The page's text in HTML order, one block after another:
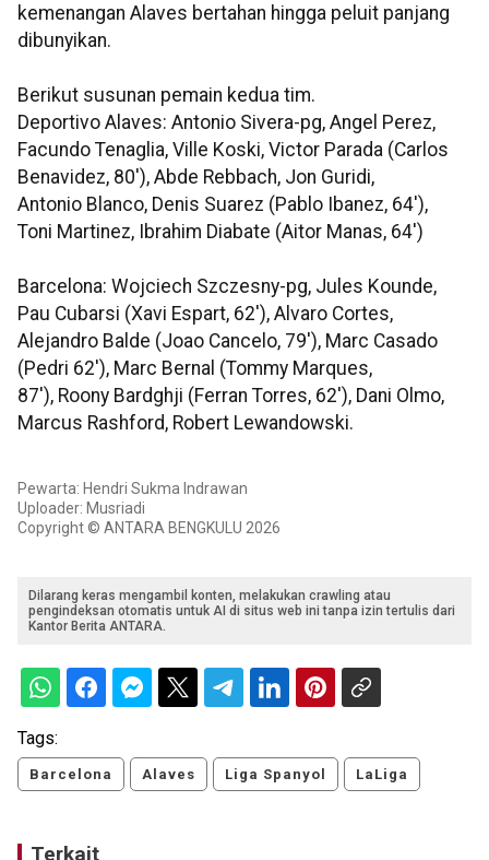
kemenangan Alaves bertahan hingga peluit panjang
dibunyikan.
Berikut susunan pemain kedua tim.
Deportivo Alaves: Antonio Sivera-pg, Angel Perez,
Facundo Tenaglia, Ville Koski, Victor Parada (Carlos
Benavidez, 80'), Abde Rebbach, Jon Guridi,
Antonio Blanco, Denis Suarez (Pablo Ibanez, 64'),
Toni Martinez, Ibrahim Diabate (Aitor Manas, 64')
Barcelona: Wojciech Szczesny-pg, Jules Kounde,
Pau Cubarsi (Xavi Espart, 62'), Alvaro Cortes,
Alejandro Balde (Joao Cancelo, 79'), Marc Casado
(Pedri 62'), Marc Bernal (Tommy Marques,
87'), Roony Bardghji (Ferran Torres, 62'), Dani Olmo,
Marcus Rashford, Robert Lewandowski.
Pewarta: Hendri Sukma Indrawan
Uploader: Musriadi
Copyright © ANTARA BENGKULU 2026
Dilarang keras mengambil konten, melakukan crawling atau
pengindeksan otomatis untuk AI di situs web ini tanpa izin tertulis dari
Kantor Berita ANTARA.
Tags:
Barcelona Alaves Liga Spanyol LaLiga
Terkait